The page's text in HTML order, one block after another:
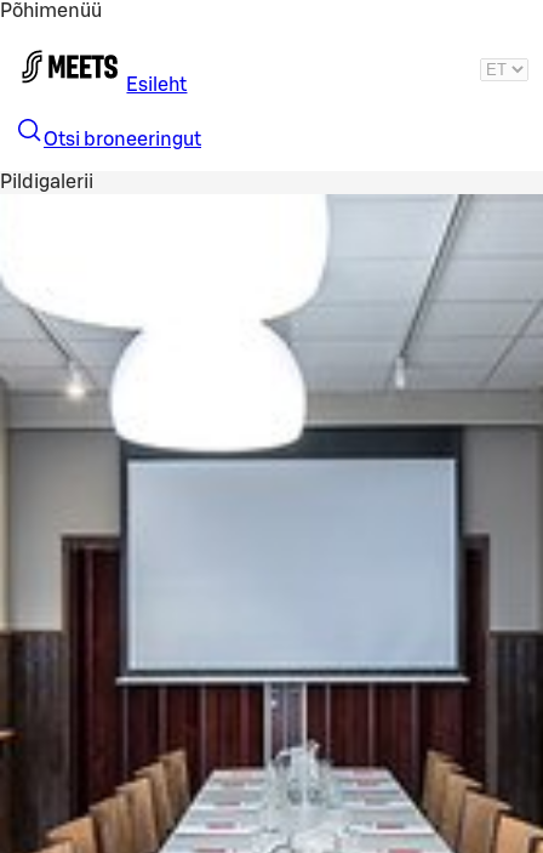
Põhimenüü
Esileht
Otsi broneeringut
Pildigalerii